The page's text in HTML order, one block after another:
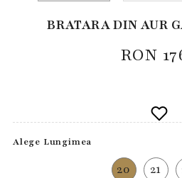
BRATARA DIN AUR
RON
Alege Lungimea
20 21